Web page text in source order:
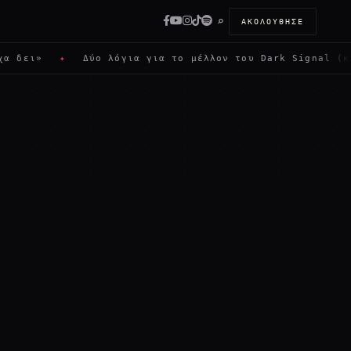
⌕ ΑΚΟΛΟΎΘΗΣΕ
Δύο λόγια για το μέλλον του Dark Signal